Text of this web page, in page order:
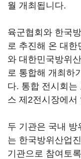
월 개최됩니다.
육군협회와 한국
로 추진해 온 대한
와 대한민국방위
로 통합해 개최하
다. 통합 전시회는
스 제2전시장에서
두 기관은 국내
는 한국방위산업
기관으로 참여토